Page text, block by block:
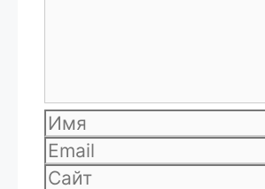
Имя
Email
Сайт